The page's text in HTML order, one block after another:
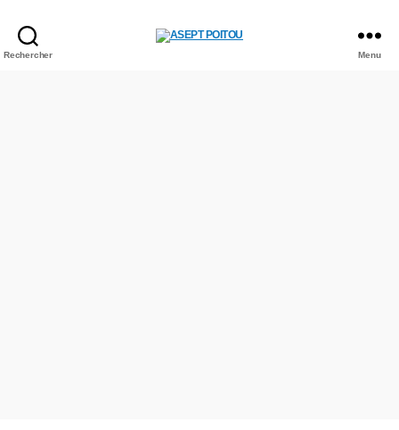
Rechercher Menu